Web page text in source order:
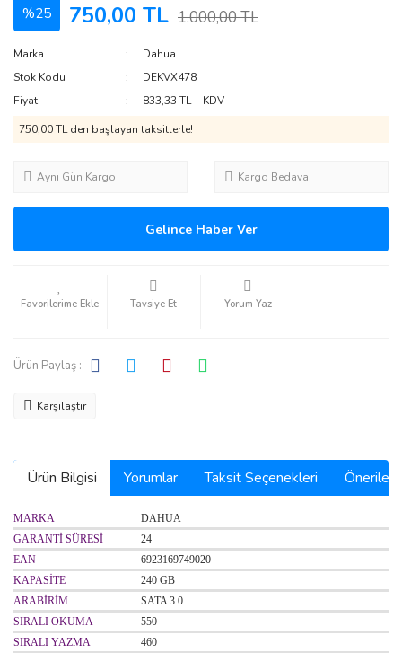
%25 750,00 TL 1.000,00 TL
Marka
Dahua
Stok Kodu
DEKVX478
Fiyat
833,33 TL + KDV
750,00 TL den başlayan taksitlerle!
Aynı Gün Kargo Kargo Bedava
Gelince Haber Ver
Tavsiye Et Yorum Yaz
Ürün Paylaş :
Karşılaştır
Ürün Bilgisi Yorumlar Taksit Seçenekleri
MARKA
DAHUA
GARANTİ SÜRESİ
24
EAN
6923169749020
KAPASİTE
240 GB
ARABİRİM
SATA 3.0
SIRALI OKUMA
550
SIRALI YAZMA
460